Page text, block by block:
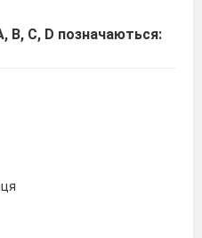
В, С, D позначаються: